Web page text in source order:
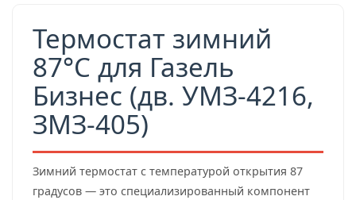
Термостат зимний
87°C для Газель
Бизнес (дв. УМЗ-4216,
ЗМЗ-405)
Зимний термостат с температурой открытия 87
градусов — это специализированный компонент